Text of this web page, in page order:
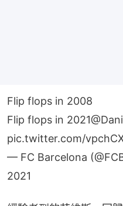
Flip flops in 2008
Flip flops in 2021
pic.twitter.com/
— FC Barcelona
2021